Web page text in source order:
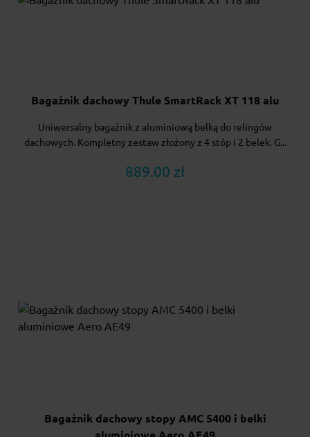
Bagażnik dachowy Thule SmartRack XT 118 alu
Uniwersalny bagażnik z aluminiową belką do relingów
dachowych. Kompletny zestaw złożony z 4 stóp i 2 belek. G...
889.00 zł
Bagażnik dachowy stopy AMC 5400 i belki